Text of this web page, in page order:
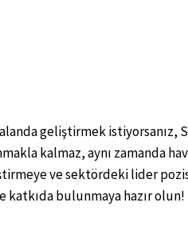
geliştirmek istiyorsanız,
kalmaz, aynı zamanda
ve sektördeki lider
bulunmaya hazır olun!